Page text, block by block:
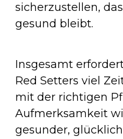
sicherzustellen,
gesund bleibt.
Insgesamt
Red Setters viel
mit der richtigen
Aufmerksamkeit
gesunder,